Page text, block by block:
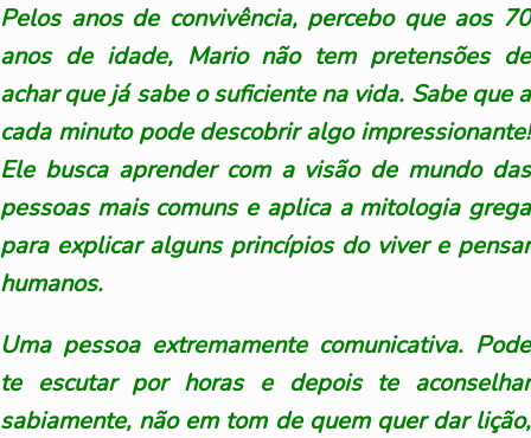
Pelos anos de convivência, percebo que aos 70
anos de idade, Mario não tem pretensões de
achar que já sabe o suficiente na vida. Sabe que a
cada minuto pode descobrir algo impressionante!
Ele busca aprender com a visão de mundo das
pessoas mais comuns e aplica a mitologia grega
para explicar alguns princípios do viver e pensar
humanos.
Uma pessoa extremamente comunicativa. Pode
te escutar por horas e depois te aconselhar
sabiamente, não em tom de quem quer dar lição,